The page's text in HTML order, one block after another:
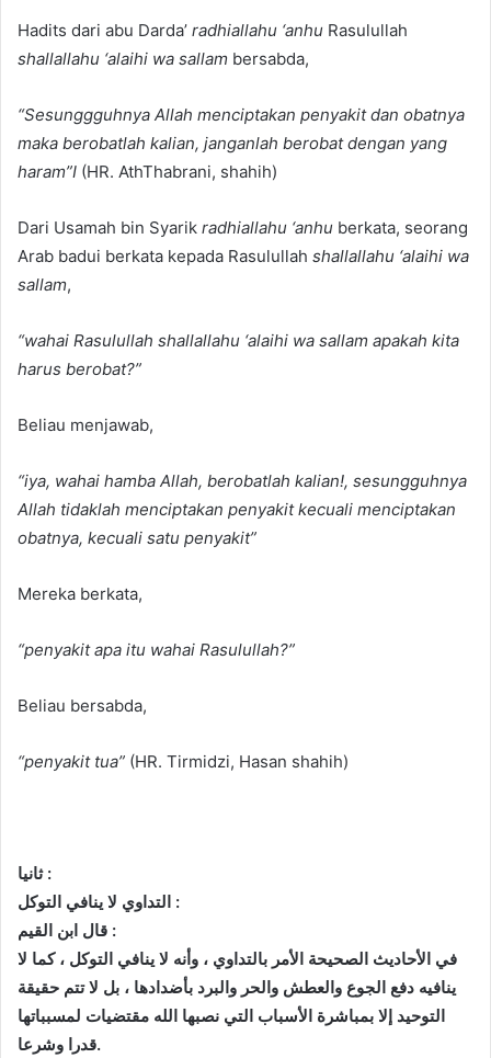
Hadits dari abu Darda’ radhiallahu ‘anhu Rasulullah
shallallahu ‘alaihi wa sallam bersabda,
“Sesunggguhnya Allah menciptakan penyakit dan obatnya
maka berobatlah kalian, janganlah berobat dengan yang
haram”I (HR. AthThabrani, shahih)
Dari Usamah bin Syarik radhiallahu ‘anhu berkata, seorang
Arab badui berkata kepada Rasulullah shallallahu ‘alaihi wa
sallam,
“wahai Rasulullah shallallahu ‘alaihi wa sallam apakah kita
harus berobat?”
Beliau menjawab,
“iya, wahai hamba Allah, berobatlah kalian!, sesungguhnya
Allah tidaklah menciptakan penyakit kecuali menciptakan
obatnya, kecuali satu penyakit”
Mereka berkata,
“penyakit apa itu wahai Rasulullah?”
Beliau bersabda,
“penyakit tua” (HR. Tirmidzi, Hasan shahih)
ثانيا :
التداوي لا ينافي التوكل :
قال ابن القيم :
في الأحاديث الصحيحة الأمر بالتداوي ، وأنه لا ينافي التوكل ، كما لا
ينافيه دفع الجوع والعطش والحر والبرد بأضدادها ، بل لا تتم حقيقة
التوحيد إلا بمباشرة الأسباب التي نصبها الله مقتضيات لمسبباتها
قدرا وشرعا.